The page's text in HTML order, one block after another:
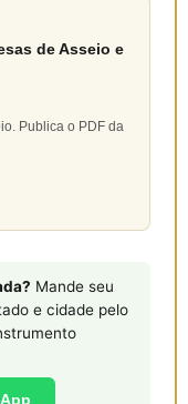
de Asseio e
Publica o PDF da
Mande seu
e cidade pelo